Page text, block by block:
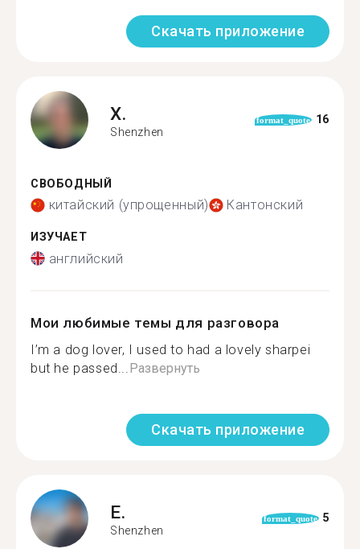
Скачать приложение
X.
Shenzhen
format_quote 16
СВОБОДНЫЙ
китайский (упрощенный) Кантонский
ИЗУЧАЕТ
английский
Мои любимые темы для разговора
I’m a dog lover, I used to had a lovely sharpei
but he passed... Развернуть
Скачать приложение
E.
Shenzhen
format_quote 5